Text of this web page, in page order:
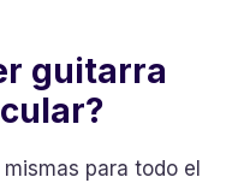
guitarra
para todo el